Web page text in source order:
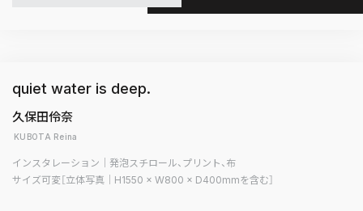
quiet water is deep.
久保田伶奈
KUBOTA Reina
インスタレーション｜発泡スチロール、プリント、布
サイズ可変［立体写真｜H1550 × W800 × D400mmを含む］